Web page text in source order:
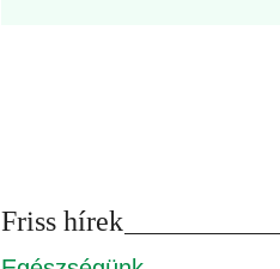
Friss hírek